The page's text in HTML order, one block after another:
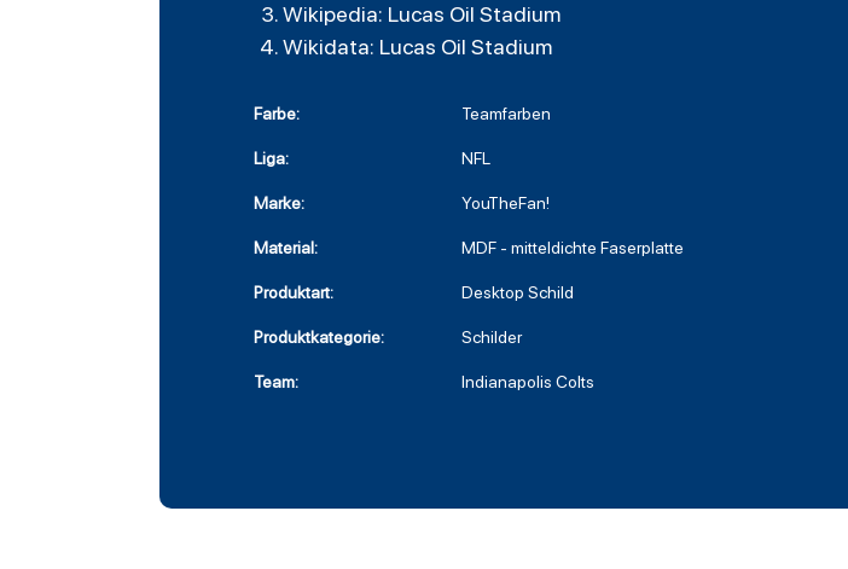
Wikipedia: Lucas Oil Stadium
Wikidata: Lucas Oil Stadium
Farbe: Teamfarben
Liga: NFL
Marke: YouTheFan!
Material: MDF - mitteldichte Faserplatte
Produktart: Desktop Schild
Produktkategorie: Schilder
Team: Indianapolis Colts